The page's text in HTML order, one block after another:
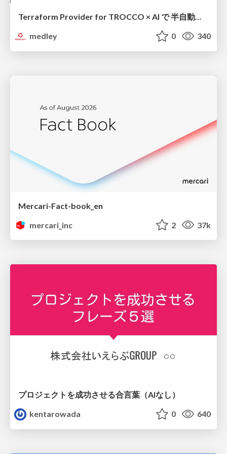
Terraform Provider for TROCCO × AI で 半自動化する複数プロダクトの連携運用 / Semi-Automating Multi-Product Data Integration Ops with the Terraform Provider for TROCCO × AI
medley
0 340
Mercari-Fact-book_en
mercari_inc
2 37k
プロジェクトを成功させる合言葉（AIなし）
kentarowada
0 640